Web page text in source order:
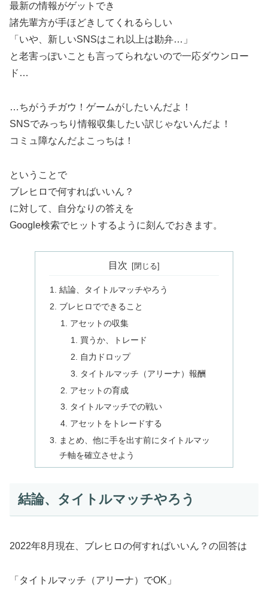
最新の情報がゲットでき
諸先輩方が手ほどきしてくれるらしい
「いや、新しいSNSはこれ以上は勘弁…」
と老害っぽいことも言ってられないので一応ダウンロー
ド…
…ちがうチガウ！ゲームがしたいんだよ！
SNSでみっちり情報収集したい訳じゃないんだよ！
コミュ障なんだよこっちは！
ということで
ブレヒロで何すればいいん？
に対して、自分なりの答えを
Google検索でヒットするように刻んでおきます。
目次
結論、タイトルマッチやろう
ブレヒロでできること
アセットの収集
買うか、トレード
自力ドロップ
タイトルマッチ（アリーナ）報酬
アセットの育成
タイトルマッチでの戦い
アセットをトレードする
まとめ、他に手を出す前にタイトルマッ
チ軸を確立させよう
結論、タイトルマッチやろう
2022年8月現在、ブレヒロの何すればいいん？の回答は
「タイトルマッチ（アリーナ）でOK」